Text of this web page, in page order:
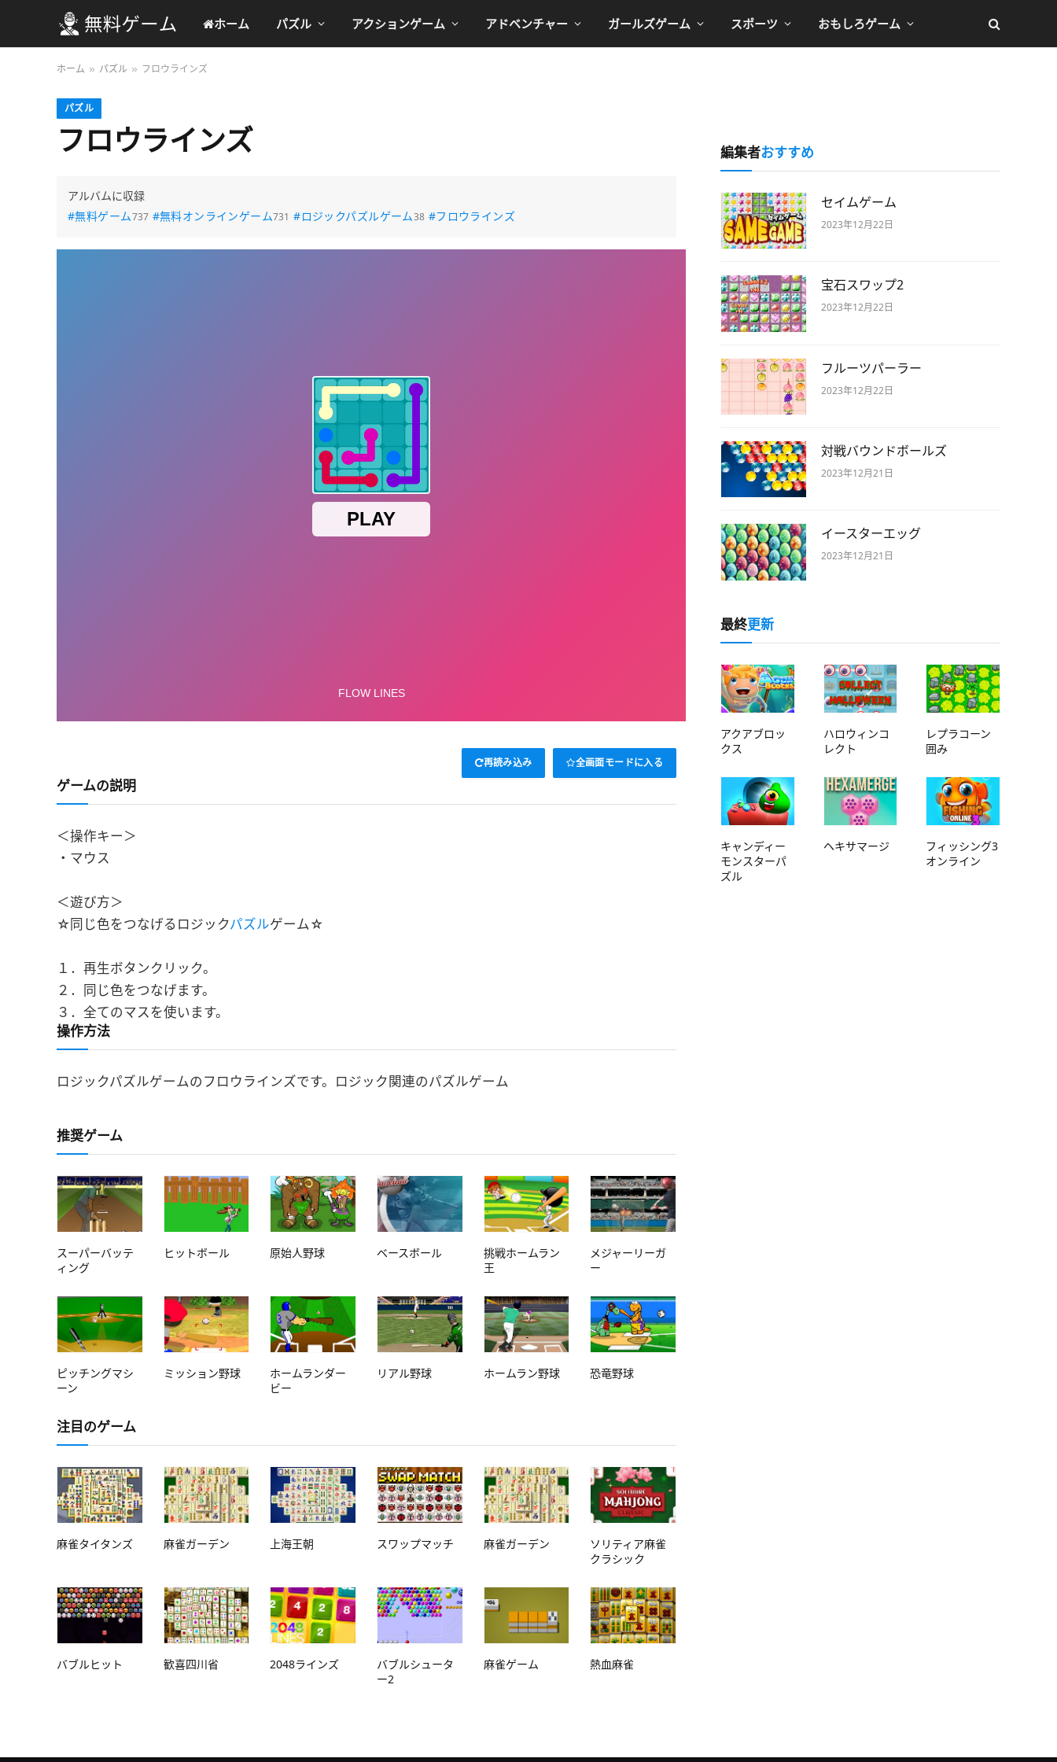
ホーム パズル アクションゲーム アドベンチャー ガールズゲーム スポーツ おもしろゲーム
ホーム » パズル » フロウラインズ
パズル
フロウラインズ
アルバムに収録
#無料ゲーム737 #無料オンラインゲーム731 #ロジックパズルゲーム38 #フロウラインズ
再読み込み 全画面モードに入る
ゲームの説明
＜操作キー＞
・マウス
＜遊び方＞
☆同じ色をつなげるロジックパズルゲーム☆
１．再生ボタンクリック。
２．同じ色をつなげます。
３．全てのマスを使います。
操作方法
ロジックパズルゲームのフロウラインズです。ロジック関連のパズルゲーム
推奨ゲーム
スーパーバッテ
ィング
ヒットボール 原始人野球 ベースボール
挑戦ホームラン
王
メジャーリーガ
ー
ピッチングマシ
ーン
ミッション野球
ホームランダー
ビー
リアル野球 ホームラン野球 恐竜野球
注目のゲーム
麻雀タイタンズ 麻雀ガーデン 上海王朝 スワップマッチ 麻雀ガーデン
ソリティア麻雀
クラシック
バブルヒット 歓喜四川省 2048ラインズ
バブルシュータ
ー2
麻雀ゲーム 熱血麻雀
編集者おすすめ
セイムゲーム
2023年12月22日
宝石スワップ2
2023年12月22日
フルーツパーラー
2023年12月22日
対戦バウンドボールズ
2023年12月21日
イースターエッグ
2023年12月21日
最終更新
アクアブロッ
クス
ハロウィンコ
レクト
レプラコーン
囲み
キャンディー
モンスターパ
ズル
ヘキサマージ
フィッシング3
オンライン